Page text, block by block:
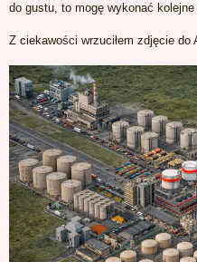
do gustu, to mogę wykonać kolejne
Z ciekawości wrzuciłem zdjęcie do